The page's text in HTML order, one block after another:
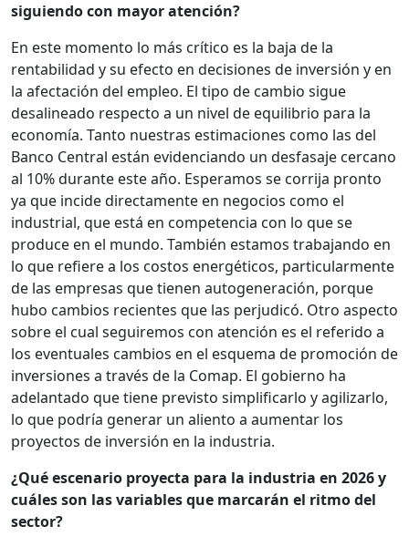
siguiendo con mayor atención?
En este momento lo más crítico es la baja de la
rentabilidad y su efecto en decisiones de inversión y en
la afectación del empleo. El tipo de cambio sigue
desalineado respecto a un nivel de equilibrio para la
economía. Tanto nuestras estimaciones como las del
Banco Central están evidenciando un desfasaje cercano
al 10% durante este año. Esperamos se corrija pronto
ya que incide directamente en negocios como el
industrial, que está en competencia con lo que se
produce en el mundo. También estamos trabajando en
lo que refiere a los costos energéticos, particularmente
de las empresas que tienen autogeneración, porque
hubo cambios recientes que las perjudicó. Otro aspecto
sobre el cual seguiremos con atención es el referido a
los eventuales cambios en el esquema de promoción de
inversiones a través de la Comap. El gobierno ha
adelantado que tiene previsto simplificarlo y agilizarlo,
lo que podría generar un aliento a aumentar los
proyectos de inversión en la industria.
¿Qué escenario proyecta para la industria en 2026 y
cuáles son las variables que marcarán el ritmo del
sector?